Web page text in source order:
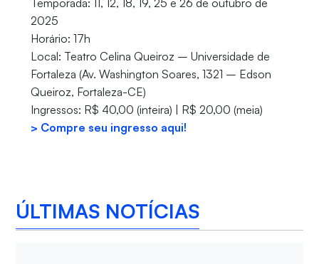
Temporada: 11, 12, 18, 19, 25 e 26 de outubro de
2025
Horário: 17h
Local: Teatro Celina Queiroz – Universidade de
Fortaleza (Av. Washington Soares, 1321 – Edson
Queiroz, Fortaleza-CE)
Ingressos: R$ 40,00 (inteira) | R$ 20,00 (meia)
> Compre seu ingresso aqui!
ÚLTIMAS NOTÍCIAS